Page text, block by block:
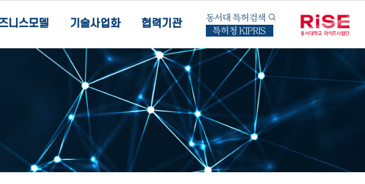
니스모델 기술사업화 협력기관
동서대 특허검색
특허청 KIPRIS